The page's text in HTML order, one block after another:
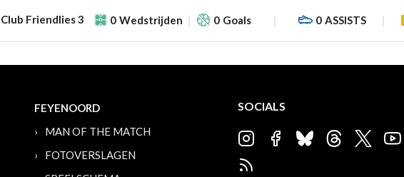
Club Friendlies 3 0 Wedstrijden 0 Goals 0 ASSISTS
FEYENOORD
MAN OF THE MATCH
FOTOVERSLAGEN
SOCIALS